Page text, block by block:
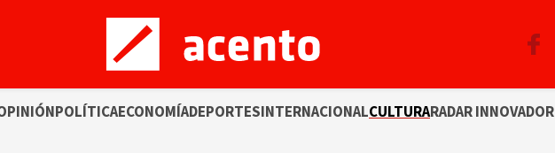
POLÍTICAECONOMÍADEPORTESINTERNACIONALCULTURARADAR INNOVADOR